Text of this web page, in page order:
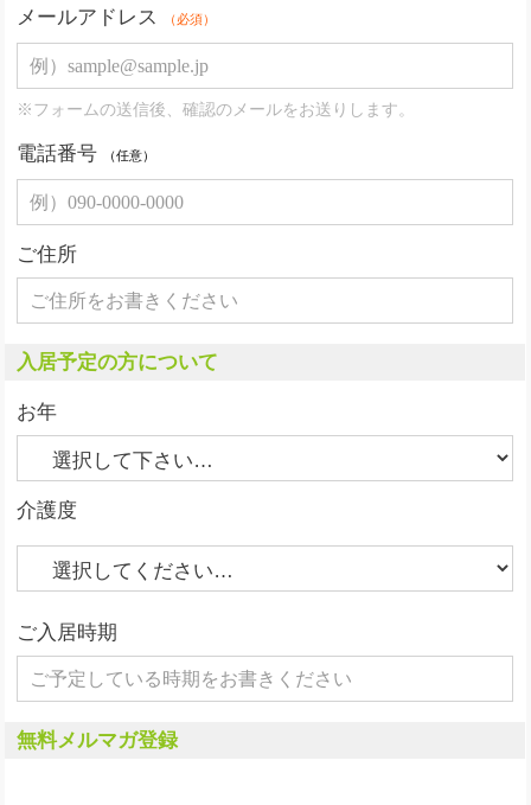
メールアドレス （必須）
※フォームの送信後、確認のメールをお送りします。
電話番号 （任意）
ご住所
入居予定の方について
お年
介護度
ご入居時期
無料メルマガ登録